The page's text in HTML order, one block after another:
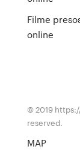
Filme
online
© 2019
reserved.
MAP